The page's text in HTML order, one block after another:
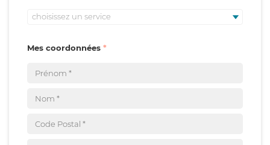
choisissez un service
Mes coordonnées